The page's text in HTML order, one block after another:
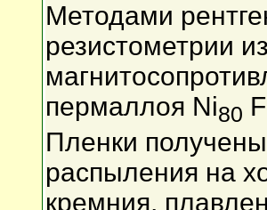
Методами
резистометрии
пермаллоя Ni80
Пленки
распыления на
кремния,